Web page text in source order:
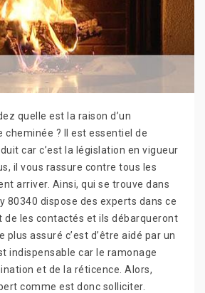
quelle est la raison d’un
cheminée ? Il est essentiel de
car c’est la législation en vigueur
il vous rassure contre tous les
arriver. Ainsi, qui se trouve dans
80340 dispose des experts dans ce
les contactés et ils débarqueront
plus assuré c’est d’être aidé par un
indispensable car le ramonage
et de la réticence. Alors,
comme est donc solliciter.